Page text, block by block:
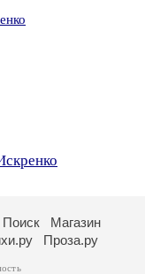
Поиск
Магазин
Проза.ру